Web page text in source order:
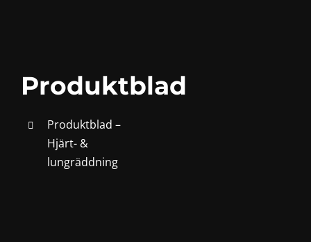
Produktblad
Produktblad –
Hjärt- &
lungräddning